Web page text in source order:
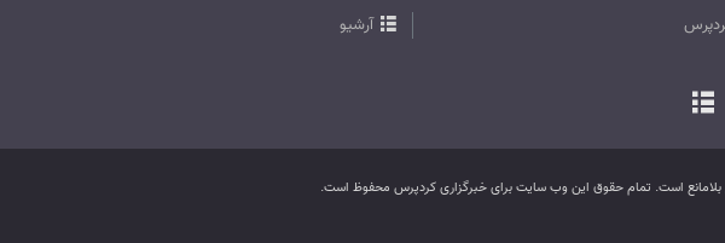
آرشیو
بلامانع است. تمام حقوق این وب سایت برای خبرگزاری کردپرس محفوظ است.